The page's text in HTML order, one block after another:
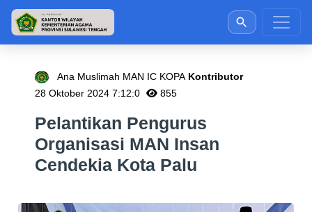
Ana Muslimah MAN IC KOPA Kontributor
28 Oktober 2024 7:12:0
855
Pelantikan Pengurus
Organisasi MAN Insan
Cendekia Kota Palu